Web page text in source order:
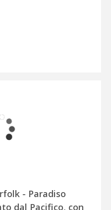
- Paradiso
dal Pacifico, con